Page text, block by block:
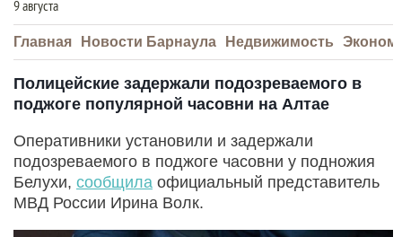
9 августа
Главная Новости Барнаула Недвижимость
Полицейские задержали подозреваемого в
поджоге популярной часовни на Алтае
Оперативники установили и задержали
подозреваемого в поджоге часовни у подножия
Белухи, сообщила официальный представитель
МВД России Ирина Волк.